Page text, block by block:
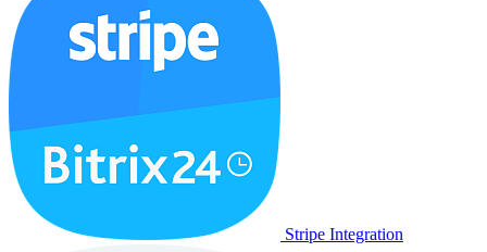
Stripe Integration